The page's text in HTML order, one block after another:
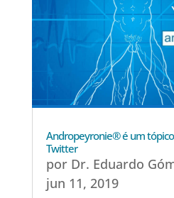
Andropeyronie® é um
Twitter
por Dr. Eduardo
jun 11, 2019